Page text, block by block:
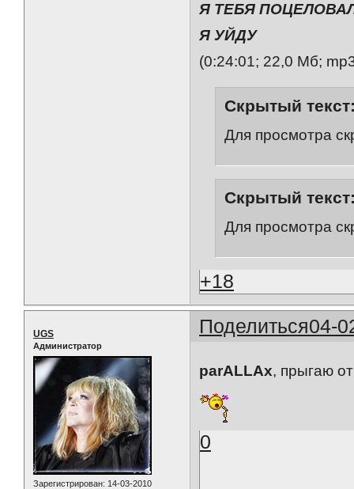
Я ТЕБЯ
Я УЙДУ
(0:24:01; 22,0 Мб;
Скрытый
Для просмотра
Скрытый
Для просмотра
+18
Поделиться04-
UGS
Администратор
Зарегистрирован: 14-03-2010
parALLAx, прыгаю
0